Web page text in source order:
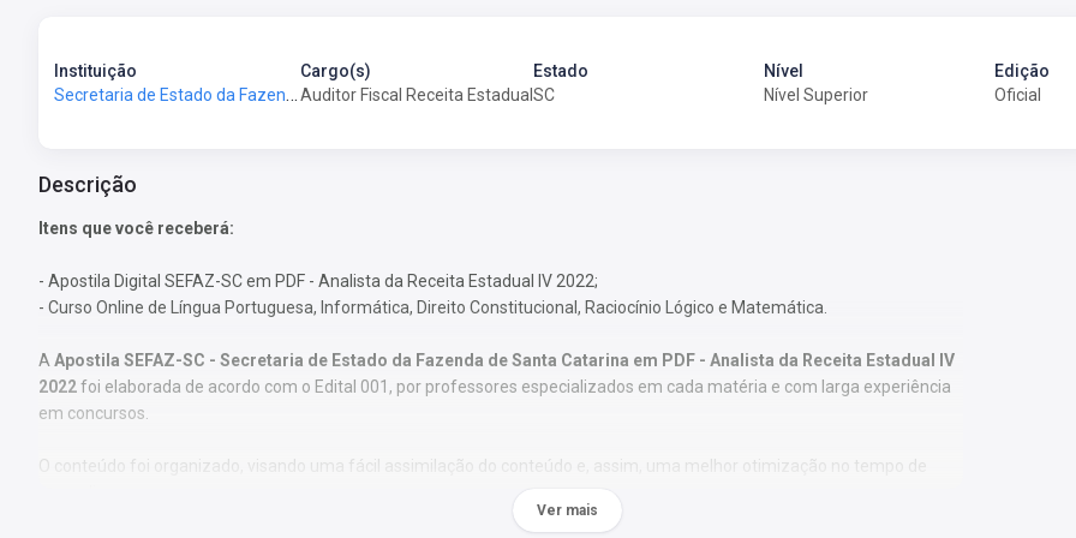
Instituição
Secretaria de Estado da Fazenda de Santa Catarina - SEFAZ-SC
Cargo(s)
Auditor Fiscal Receita Estadual
Estado
SC
Nível
Nível Superior
Edição
Oficial
Descrição
Itens que você receberá:
- Apostila Digital SEFAZ-SC em PDF - Analista da Receita Estadual IV 2022;
- Curso Online de Língua Portuguesa, Informática, Direito Constitucional, Raciocínio Lógico e Matemática.
A Apostila SEFAZ-SC - Secretaria de Estado da Fazenda de Santa Catarina em PDF - Analista da Receita Estadual IV
2022foi elaborada de acordo com o Edital 001, por professores especializados em cada matéria e com larga experiência
em concursos.
O conteúdo foi organizado, visando uma fácil assimilação do conteúdo e, assim, uma melhor otimização no tempo de
Ver mais